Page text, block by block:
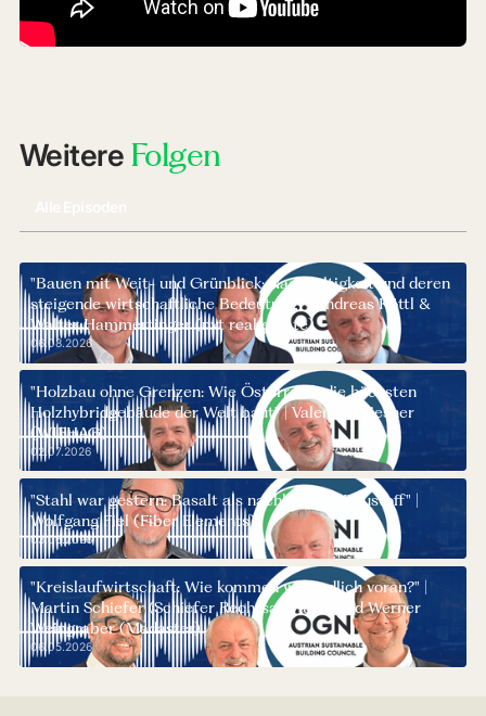
Cookies akzeptieren und Video laden
Weitere Folgen
"Bauen mit Weit- und Grünblick: Nachhaltigkeit und deren
steigende wirtschaftliche Bedeutung" | Andreas Köttl &
Walter Hammertinger (nxt real estate)
06.08.2026
"Holzbau ohne Grenzen: Wie Österreich die höchsten
Holzhybridgebäude der Welt baut" | Valentin Wiesner
(WIEHAG)
02.07.2026
"Stahl war gestern: Basalt als nachhaltiger Baustoff" |
Wolfgang Fiel (Fiber Elements)
03.06.2026
"Kreislaufwirtschaft: Wie kommen wir endlich voran?" |
Martin Schiefer (Schiefer Rechtsanwälte) und Werner
Weingraber (Madaster)
06.05.2026